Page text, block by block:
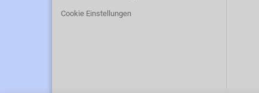
Cookie Einstellungen